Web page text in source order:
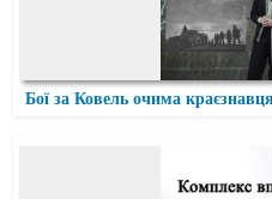
Бої за Ковель очима